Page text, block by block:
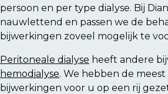
persoon en per type dialyse. Bij
nauwlettend en passen we de
bijwerkingen zoveel mogelijk te
Peritoneale dialyse heeft andere
hemodialyse. We hebben de
bijwerkingen voor u op een rij